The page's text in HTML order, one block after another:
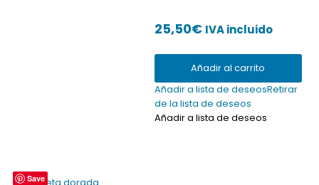
25,50€ IVA incluido
Añadir al carrito
Añadir a lista de deseosRetirar
de la lista de deseos
Añadir a lista de deseos
Save